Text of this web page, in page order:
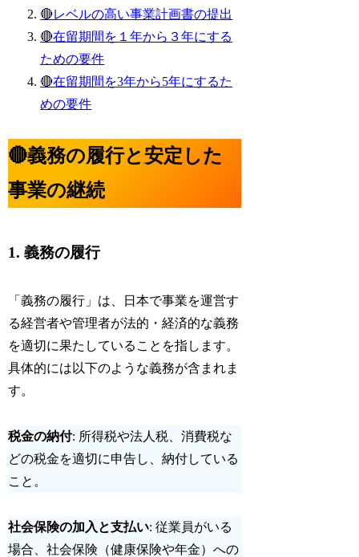
🔴レベルの高い事業計画書の提出
🔴在留期間を１年から３年にする
ための要件
🔴在留期間を3年から5年にするた
めの要件
🔴義務の履行と安定した
事業の継続
1.義務の履行
「義務の履行」は、日本で事業を運営す
る経営者や管理者が法的・経済的な義務
を適切に果たしていることを指します。
具体的には以下のような義務が含まれま
す。
税金の納付: 所得税や法人税、消費税な
どの税金を適切に申告し、納付している
こと。
社会保険の加入と支払い: 従業員がいる
場合、社会保険（健康保険や年金）への